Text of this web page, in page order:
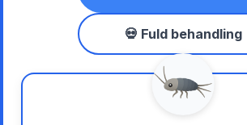
💀 Fuld behandling